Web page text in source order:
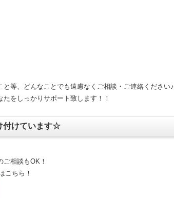
等、どんなことでも遠慮なくご相談・ご連絡ください♪
をしっかりサポート致します！！
付けています☆
相談もOK！
こちら！